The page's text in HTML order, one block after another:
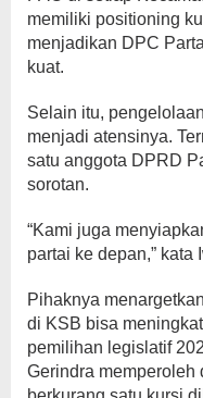
memiliki positioning
menjadikan DPC
kuat.
Selain itu,
menjadi atensinya.
satu anggota DPRD
sorotan.
“Kami juga
partai ke depan,” kata
Pihaknya
di KSB bisa
pemilihan legislatif
Gerindra memperoleh